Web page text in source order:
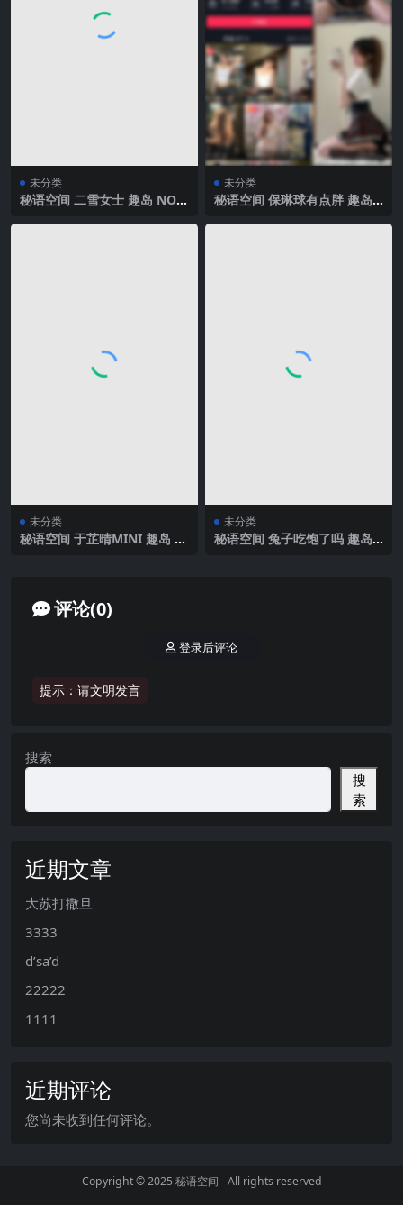
未分类
秘语空间 二雪女士 趣岛 NO.0
整版
未分类
秘语空间 保琳球有点胖 趣岛
最新完整版
未分类
秘语空间 于芷晴MINI 趣岛 N
未分类
秘语空间 兔子吃饱了吗 趣岛
评论(0)
提示：请文明发言
登录后评论
搜索
搜
索
近期文章
大苏打撒旦
3333
d’sa’d
22222
1111
近期评论
您尚未收到任何评论。
Copyright © 2025秘语空间 - All rights reserved